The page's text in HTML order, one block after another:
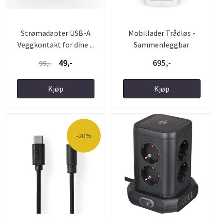
Strømadapter USB-A
Veggkontakt for dine ...
99,-
49,-
Kjøp
Mobillader Trådløs -
Sammenleggbar
695,-
Kjøp
-20%